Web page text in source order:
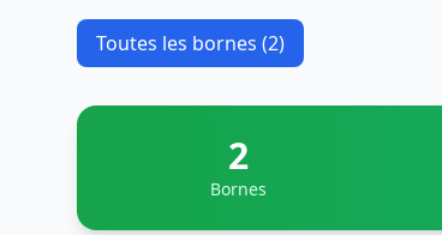
Toutes les bornes (2)
2
Bornes